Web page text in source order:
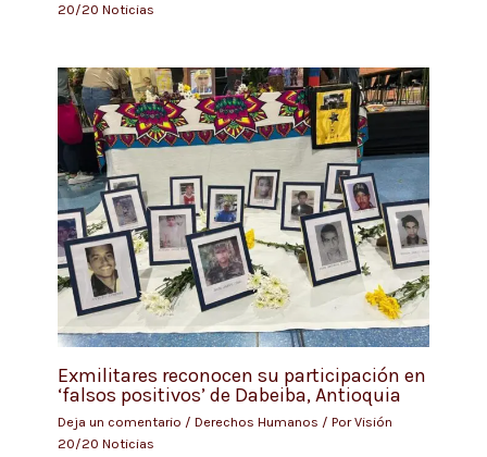
20/20 Noticias
Exmilitares reconocen su participación en
‘falsos positivos’ de Dabeiba, Antioquia
Deja un comentario / Derechos Humanos / PorVisión
20/20 Noticias